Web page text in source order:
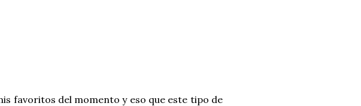
favoritos del momento y eso que este tipo de